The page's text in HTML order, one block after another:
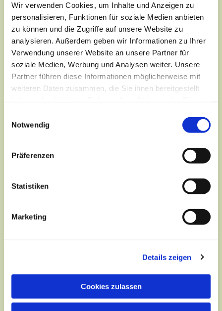
Wir verwenden Cookies, um Inhalte und Anzeigen zu
personalisieren, Funktionen für soziale Medien anbieten
zu können und die Zugriffe auf unsere Website zu
analysieren. Außerdem geben wir Informationen zu Ihrer
Verwendung unserer Website an unsere Partner für
soziale Medien, Werbung und Analysen weiter. Unsere
Partner führen diese Informationen möglicherweise mit
weiteren Daten zusammen, die Sie ihnen bereitgestellt
Notwendig
Präferenzen
Statistiken
Marketing
Details zeigen
Cookies zulassen
Dies könnte Sie auch